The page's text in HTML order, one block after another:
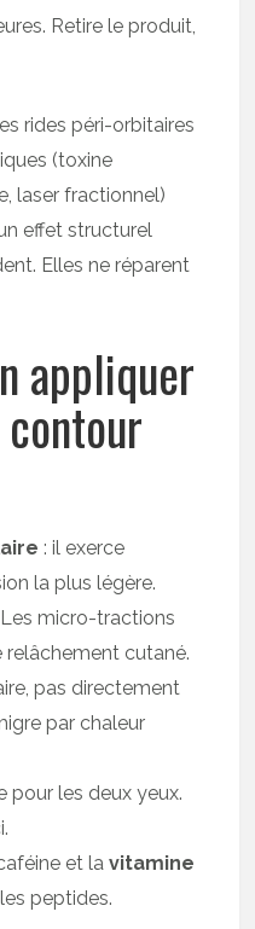
Retire le produit,
rides péri-orbitaires
(toxine
laser fractionnel)
effet structurel
Elles ne réparent
appliquer
: il exerce
la plus légère.
micro-tractions
cutané.
pas directement
par chaleur
pour les deux yeux.
et lavitamine
peptides.